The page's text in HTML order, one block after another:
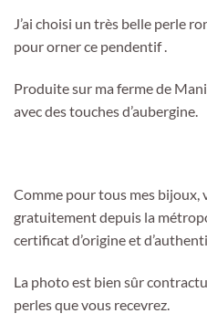
J’ai choisi un très belle perle
pour orner ce pendentif .
Produite sur ma ferme de
avec des touches d’aubergine.
Comme pour tous mes bijoux,
gratuitement depuis la
certificat d’origine et
La photo est bien sûr
perles que vous recevrez.